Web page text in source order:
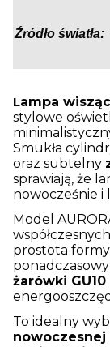
Źródło światła:
Lampa
stylowe
Smukła
oraz subtelny
sprawiają, że
nowocześnie i
Model
prostota
żarówki GU10
To idealny
nowoczesnej